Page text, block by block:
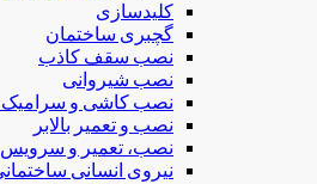
کلیدسازی
گچبری ساختمان
نصب سقف کاذب
نصب شیروانی
نصب کاشی و سرامیک
نصب و تعمیر بالابر
نصب، تعمیر و سرویس
نیروی انسانی